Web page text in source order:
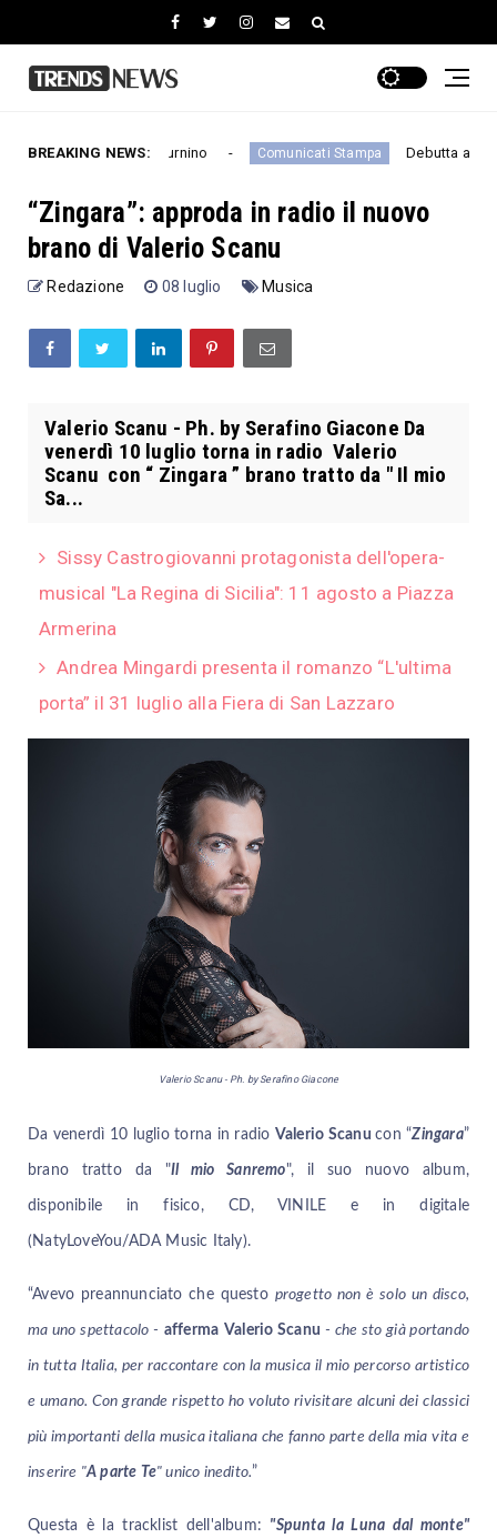
BREAKING NEWS:
Elio Biffi e Saturnino Comunicati Stampa Debutta al Teatro
“Zingara”: approda in radio il nuovo
brano di Valerio Scanu
Redazione 08 luglio Musica
Valerio Scanu - Ph. by Serafino Giacone Da
venerdì 10 luglio torna in radio Valerio
Scanu con “ Zingara ” brano tratto da " Il mio
Sa...
Sissy Castrogiovanni protagonista dell'opera-
musical "La Regina di Sicilia": 11 agosto a Piazza
Armerina
Andrea Mingardi presenta il romanzo “L'ultima
porta” il 31 luglio alla Fiera di San Lazzaro
Valerio Scanu - Ph. by Serafino Giacone
Da venerdì 10 luglio torna in radio Valerio Scanucon “Zingara”
brano tratto da "Il mio Sanremo", il suo nuovo album,
disponibile in fisico, CD, VINILE e in digitale
(NatyLoveYou/ADA Music Italy).
“Avevo preannunciato che questo progetto non è solo un disco,
ma uno spettacolo - afferma Valerio Scanu - che sto già portando
in tutta Italia, per raccontare con la musica il mio percorso artistico
e umano. Con grande rispetto ho voluto rivisitare alcuni dei classici
più importanti della musica italiana che fanno parte della mia vita e
inserire "A parte Te" unico inedito.”
Questa è la tracklist dell'album: "Spunta la Luna dal monte"